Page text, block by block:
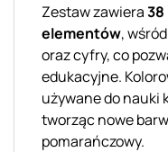
Zestaw zawiera
elementów,
oraz cyfry, co
edukacyjne.
używane do nauki
tworząc nowe
pomarańczowy.